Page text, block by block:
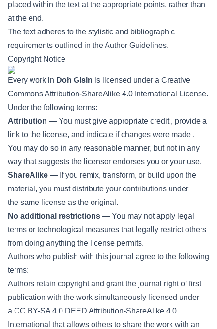
placed within the text at the appropriate points, rather than
at the end.
The text adheres to the stylistic and bibliographic
requirements outlined in the Author Guidelines.
Copyright Notice
Every work in Doh Gisin is licensed under a Creative
Commons Attribution-ShareAlike 4.0 International License.
Under the following terms:
Attribution — You must give appropriate credit , provide a
link to the license, and indicate if changes were made .
You may do so in any reasonable manner, but not in any
way that suggests the licensor endorses you or your use.
ShareAlike — If you remix, transform, or build upon the
material, you must distribute your contributions under
the same license as the original.
No additional restrictions — You may not apply legal
terms or technological measures that legally restrict others
from doing anything the license permits.
Authors who publish with this journal agree to the following
terms:
Authors retain copyright and grant the journal right of first
publication with the work simultaneously licensed under
a CC BY-SA 4.0 DEED Attribution-ShareAlike 4.0
International that allows others to share the work with an